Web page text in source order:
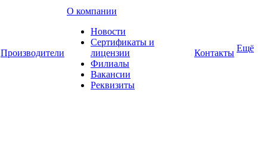
Производители
О компании
Новости
Сертификаты и
лицензии
Филиалы
Вакансии
Реквизиты
Контакты Ещё